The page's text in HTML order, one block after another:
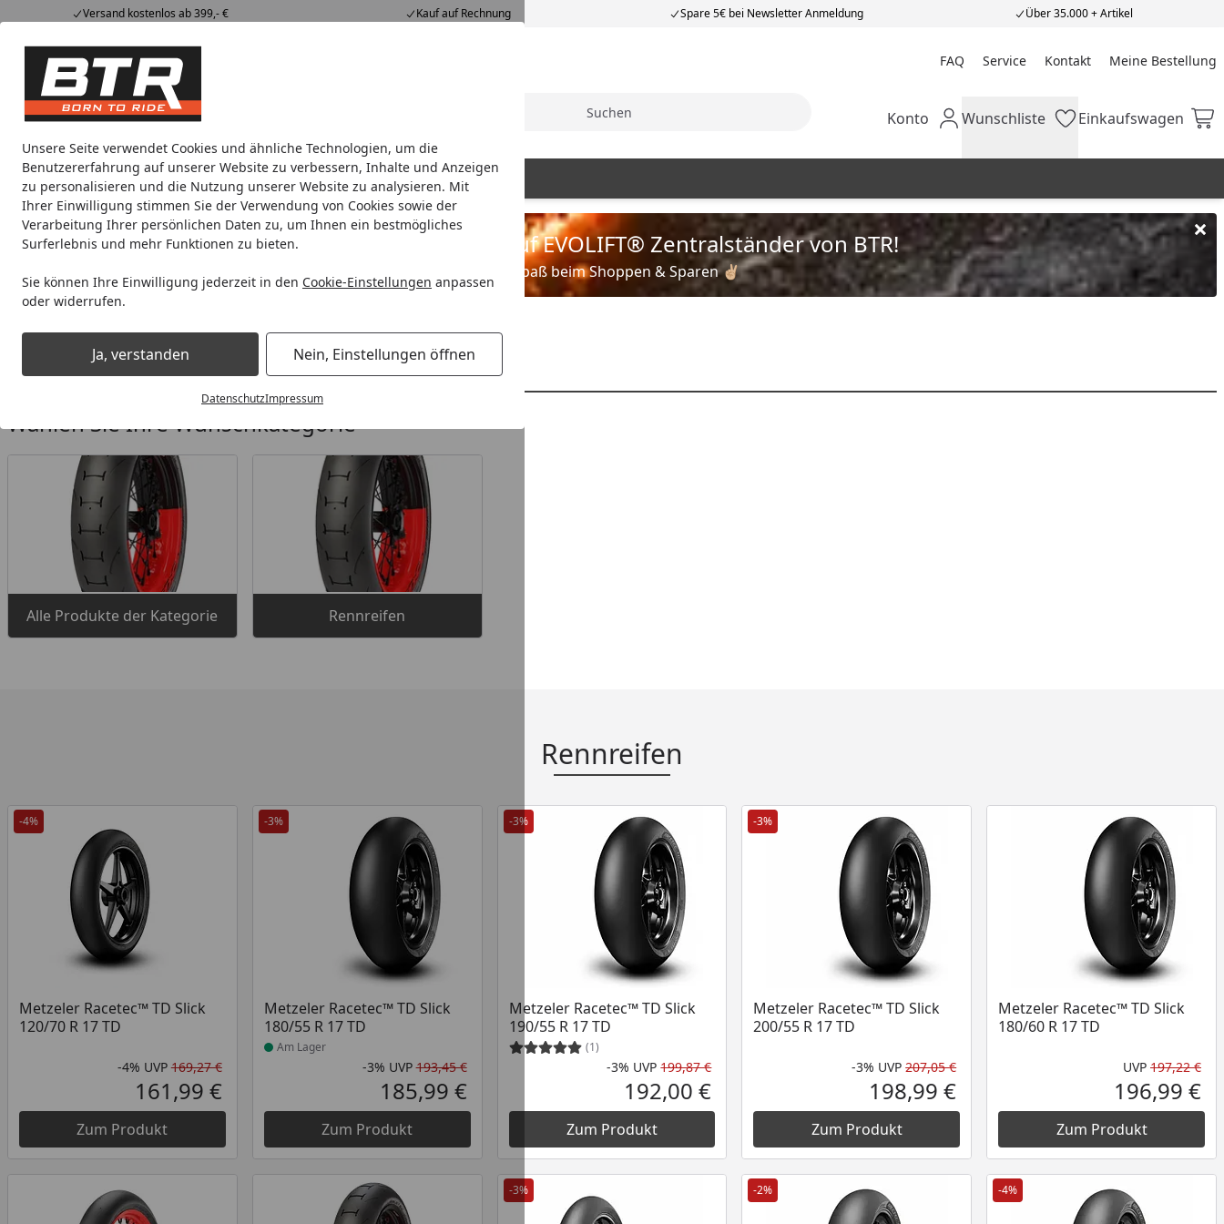
Unsere Seite verwendet Cookies und ähnliche Technologien, um die
Benutzererfahrung auf unserer Website zu verbessern, Inhalte und Anzeigen
zu personalisieren und die Nutzung unserer Website zu analysieren. Mit
Ihrer Einwilligung stimmen Sie der Verwendung von Cookies sowie der
Verarbeitung Ihrer persönlichen Daten zu, um Ihnen ein bestmögliches
Surferlebnis und mehr Funktionen zu bieten.
Sie können Ihre Einwilligung jederzeit in den Cookie-Einstellungen anpassen
oder widerrufen.
Ja, verstanden Nein, Einstellungen öffnen
DatenschutzImpressum
Versand kostenlos ab 399,- € Kauf auf Rechnung Spare 5€ bei Newsletter Anmeldung Über 35.000 + Artikel
Hotline07051 / 9 222 5959
Mi-Fr. 8-12 Uhr FAQ Service Kontakt Meine Bestellung
Meine Bestellung
Alle Produkte
Alle ProdukteMarken Mein Konto
Konto Wunschliste
Wunschliste Einkaufswagen
Einkaufswagen
Metzeler Rennreifen
Noch 19 Stunden und 57 Minuten
Spare bis zu 35% auf EVOLIFT® Zentralständer von BTR!
Viel Spaß beim Shoppen & Sparen ✌🏼
Startseite
Metzeler
Wählen Sie Ihre Wunschkategorie
Alle Produkte der Kategorie Rennreifen
Rennreifen
-4%
Metzeler Racetec™ TD Slick
120/70 R 17 TD
Rabatt in Prozent
-4%
Ursprünglicher Preis
UVP 169,27 €
Aktueller Preis
161,99 €
Zum Produkt
-3%
Metzeler Racetec™ TD Slick
180/55 R 17 TD
Produkt am Lager
Am Lager
Rabatt in Prozent
-3%
Ursprünglicher Preis
UVP 193,45 €
Aktueller Preis
185,99 €
Zum Produkt
-3%
Metzeler Racetec™ TD Slick
190/55 R 17 TD
(1)
Rabatt in Prozent
-3%
Ursprünglicher Preis
UVP 199,87 €
Aktueller Preis
192,00 €
Zum Produkt
-3%
Metzeler Racetec™ TD Slick
200/55 R 17 TD
Rabatt in Prozent
-3%
Ursprünglicher Preis
UVP 207,05 €
Aktueller Preis
198,99 €
Zum Produkt
Metzeler Racetec™ TD Slick
180/60 R 17 TD
UVP 197,22 €
196,99 €
Zum Produkt
-3% -2% -4%